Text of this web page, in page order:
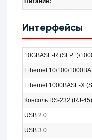
Питание:
Интерфейсы
10GBASE-R (SFP+)/
Ethernet 10/100/
Ethernet 1000BASE-X
Консоль RS-232 (RJ-45)
USB 2.0
USB 3.0